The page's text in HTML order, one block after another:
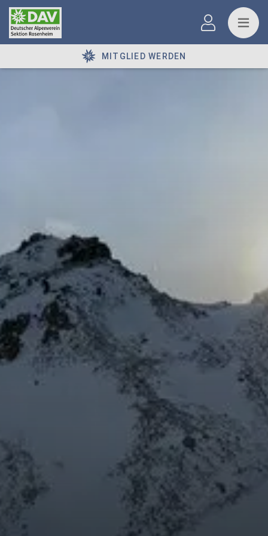
MITGLIED WERDEN